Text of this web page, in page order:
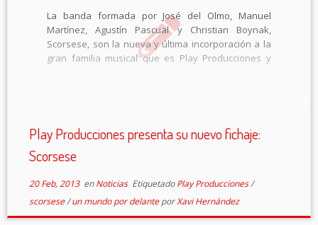
La banda formada por José del Olmo, Manuel
Martínez, Agustín Pascual y Christian Boynak,
Scorsese, son la nueva y última incorporación a la
gran familia musical que es Play Producciones y
Play Producciones presenta su nuevo fichaje:
Scorsese
20 Feb, 2013enNoticias EtiquetadoPlay Producciones/
scorsese/un mundo por delanteporXavi Hernández